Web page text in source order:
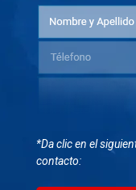
*Da clic en el
contacto: